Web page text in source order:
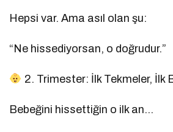
Hepsi var. Ama asıl olan şu:
“Ne hissediyorsan, o doğrudur.”
2. Trimester: İlk Tekmeler, İlk
Bebeğini hissettiğin o ilk an…